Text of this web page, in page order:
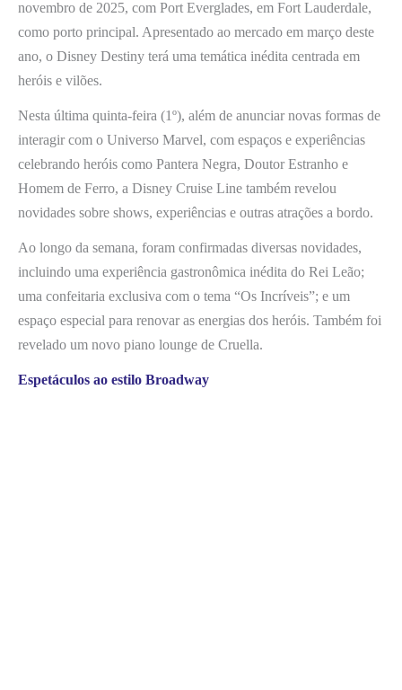
novembro de 2025, com Port Everglades, em Fort Lauderdale,
como porto principal. Apresentado ao mercado em março deste
ano, o Disney Destiny terá uma temática inédita centrada em
heróis e vilões.
Nesta última quinta-feira (1º), além de anunciar novas formas de
interagir com o Universo Marvel, com espaços e experiências
celebrando heróis como Pantera Negra, Doutor Estranho e
Homem de Ferro, a Disney Cruise Line também revelou
novidades sobre shows, experiências e outras atrações a bordo.
Ao longo da semana, foram confirmadas diversas novidades,
incluindo uma experiência gastronômica inédita do Rei Leão;
uma confeitaria exclusiva com o tema “Os Incríveis”; e um
espaço especial para renovar as energias dos heróis. Também foi
revelado um novo piano lounge de Cruella.
Espetáculos ao estilo Broadway